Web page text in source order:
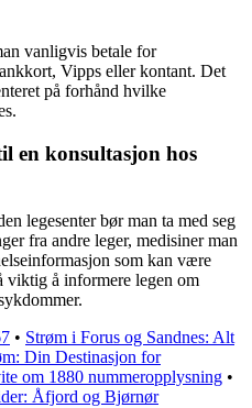
vanligvis betale for
Vipps eller kontant. Det
på forhånd hvilke
en konsultasjon hos
legesenter bør man ta med seg
fra andre leger, medisiner man
som kan være
viktig å informere legen om
• Strøm i Forus og Sandnes: Alt
Din Destinasjon for
om 1880 nummeropplysning •
Åfjord og Bjørnør